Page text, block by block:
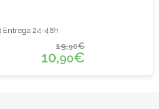
Entrega 24-48h
19,90€
10,90€